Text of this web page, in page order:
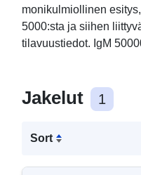
monikulmiollinen
5000:sta ja siihen
tilavuustiedot. IgM
Jakelut 1
Sort